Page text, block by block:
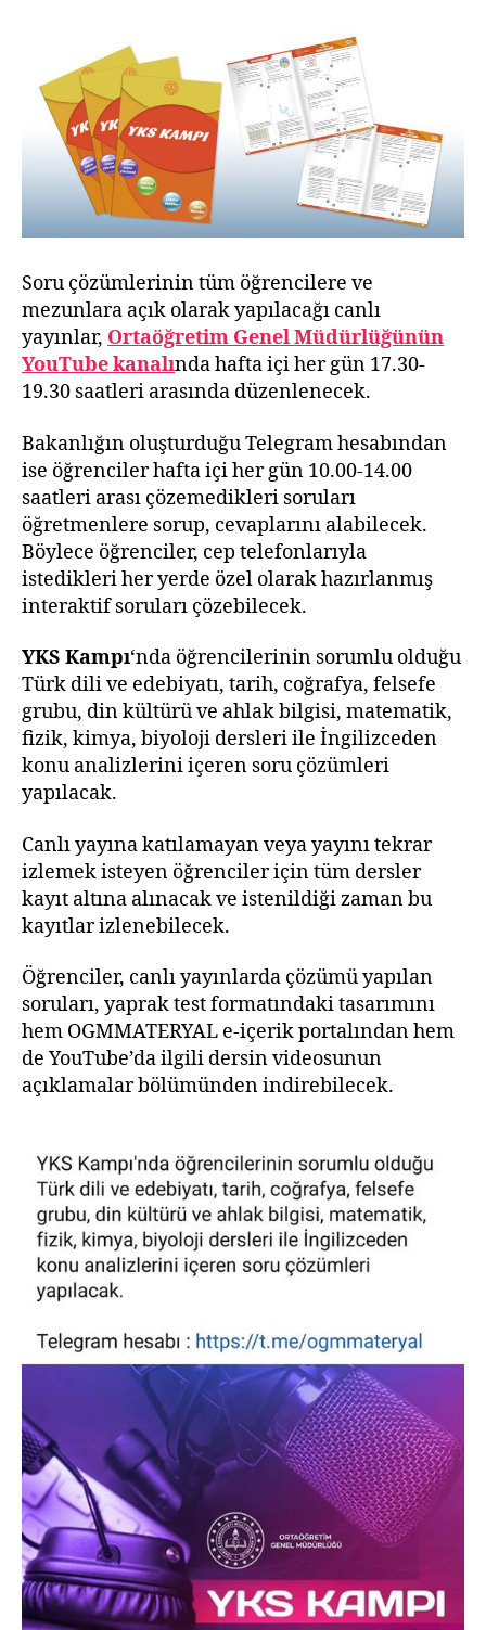
Soru çözümlerinin tüm öğrencilere ve
mezunlara açık olarak yapılacağı canlı
yayınlar, Ortaöğretim Genel Müdürlüğünün
YouTube kanalında hafta içi her gün 17.30-
19.30 saatleri arasında düzenlenecek.
Bakanlığın oluşturduğu Telegram hesabından
ise öğrenciler hafta içi her gün 10.00-14.00
saatleri arası çözemedikleri soruları
öğretmenlere sorup, cevaplarını alabilecek.
Böylece öğrenciler, cep telefonlarıyla
istedikleri her yerde özel olarak hazırlanmış
interaktif soruları çözebilecek.
YKS Kampı‘nda öğrencilerinin sorumlu olduğu
Türk dili ve edebiyatı, tarih, coğrafya, felsefe
grubu, din kültürü ve ahlak bilgisi, matematik,
fizik, kimya, biyoloji dersleri ile İngilizceden
konu analizlerini içeren soru çözümleri
yapılacak.
Canlı yayına katılamayan veya yayını tekrar
izlemek isteyen öğrenciler için tüm dersler
kayıt altına alınacak ve istenildiği zaman bu
kayıtlar izlenebilecek.
Öğrenciler, canlı yayınlarda çözümü yapılan
soruları, yaprak test formatındaki tasarımını
hem OGMMATERYAL e-içerik portalından hem
de YouTube’da ilgili dersin videosunun
açıklamalar bölümünden indirebilecek.